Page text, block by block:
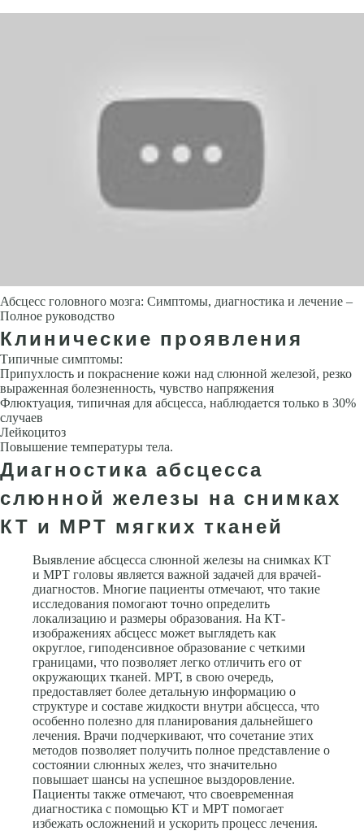
Абсцесс головного мозга: Симптомы, диагностика и лечение –
Полное руководство
Клинические проявления
Типичные симптомы:
Припухлость и покраснение кожи над слюнной железой, резко
выражен­ная болезненность, чувство напряжения
Флюктуация, типичная для аб­сцесса, наблюдается только в 30%
случаев
Лейкоцитоз
Повышение температуры тела.
Диагностика абсцесса
слюнной железы на снимках
КТ и МРТ мягких тканей
Выявление абсцесса слюнной железы на снимках КТ
и МРТ головы является важной задачей для врачей-
диагностов. Многие пациенты отмечают, что такие
исследования помогают точно определить
локализацию и размеры образования. На КТ-
изображениях абсцесс может выглядеть как
округлое, гиподенсивное образование с четкими
границами, что позволяет легко отличить его от
окружающих тканей. МРТ, в свою очередь,
предоставляет более детальную информацию о
структуре и составе жидкости внутри абсцесса, что
особенно полезно для планирования дальнейшего
лечения. Врачи подчеркивают, что сочетание этих
методов позволяет получить полное представление о
состоянии слюнных желез, что значительно
повышает шансы на успешное выздоровление.
Пациенты также отмечают, что своевременная
диагностика с помощью КТ и МРТ помогает
избежать осложнений и ускорить процесс лечения.